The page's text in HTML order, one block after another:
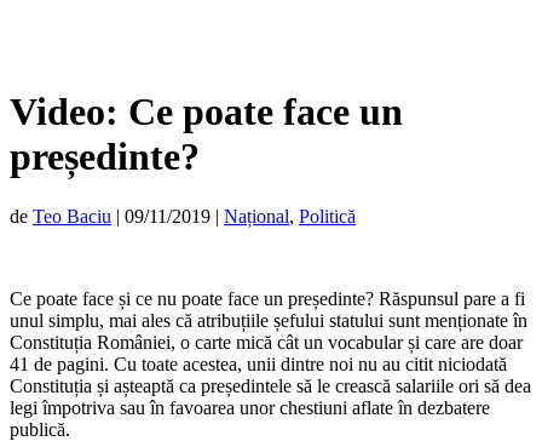
Video: Ce poate face un
președinte?
de Teo Baciu | 09/11/2019 | Național, Politică
Ce poate face și ce nu poate face un președinte? Răspunsul pare a fi
unul simplu, mai ales că atribuțiile șefului statului sunt menționate în
Constituția României, o carte mică cât un vocabular și care are doar
41 de pagini. Cu toate acestea, unii dintre noi nu au citit niciodată
Constituția și așteaptă ca președintele să le crească salariile ori să dea
legi împotriva sau în favoarea unor chestiuni aflate în dezbatere
publică.